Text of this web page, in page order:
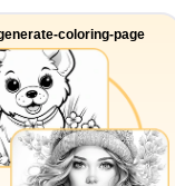
coloring-page